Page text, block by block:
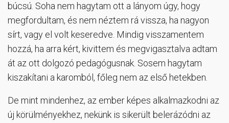
búcsú. Soha nem hagytam ott a lányom úgy, hogy
megfordultam, és nem néztem rá vissza, ha nagyon
sírt, vagy el volt keseredve. Mindig visszamentem
hozzá, ha arra kért, kivittem és megvigasztalva adtam
át az ott dolgozó pedagógusnak. Sosem hagytam
kiszakítani a karomból, főleg nem az első hetekben.
De mint mindenhez, az ember képes alkalmazkodni az
új körülményekhez, nekünk is sikerült belerázódni az